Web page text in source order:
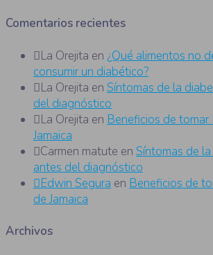
Comentarios recientes
La Orejita en ¿Qué alimentos no
consumir un diabético?
La Orejita en Síntomas de la
del diagnóstico
La Orejita en Beneficios de tomar
Jamaica
Carmen matute en Síntomas de
antes del diagnóstico
Edwin Segura en Beneficios de
de Jamaica
Archivos